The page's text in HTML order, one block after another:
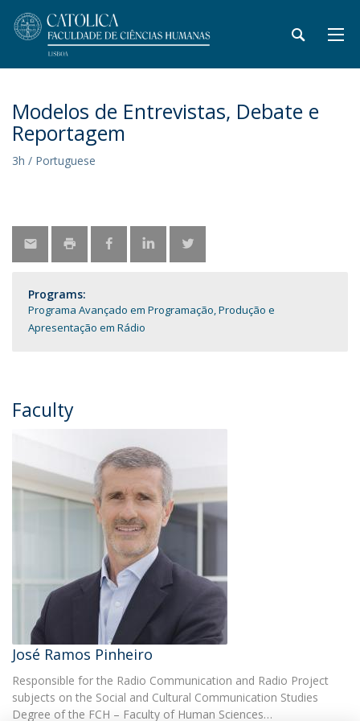
Modelos de Entrevistas, Debate e
Reportagem
3h / Portuguese
Programs:
Programa Avançado em Programação, Produção e
Apresentação em Rádio
Faculty
José Ramos Pinheiro
Responsible for the Radio Communication and Radio Project
subjects on the Social and Cultural Communication Studies
Degree of the FCH – Faculty of Human Sciences…